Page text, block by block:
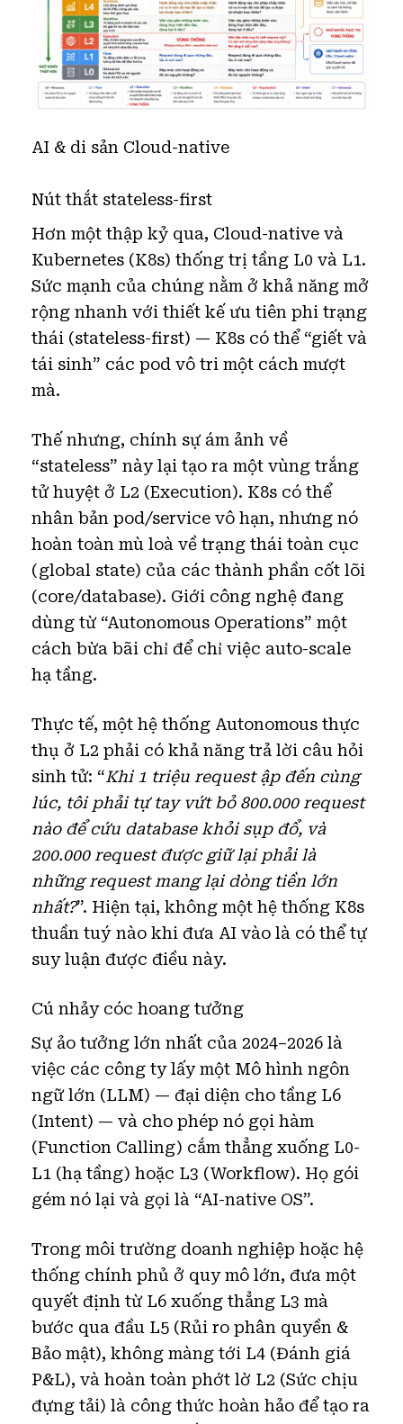
AI & di sản Cloud-native
Nút thắt stateless-first
Hơn một thập kỷ qua, Cloud-native và
Kubernetes (K8s) thống trị tầng L0 và L1.
Sức mạnh của chúng nằm ở khả năng mở
rộng nhanh với thiết kế ưu tiên phi trạng
thái (stateless-first) — K8s có thể “giết và
tái sinh” các pod vô tri một cách mượt
mà.
Thế nhưng, chính sự ám ảnh về
“stateless” này lại tạo ra một vùng trắng
tử huyệt ở L2 (Execution). K8s có thể
nhân bản pod/service vô hạn, nhưng nó
hoàn toàn mù loà về trạng thái toàn cục
(global state) của các thành phần cốt lõi
(core/database). Giới công nghệ đang
dùng từ “Autonomous Operations” một
cách bừa bãi chỉ để chỉ việc auto-scale
hạ tầng.
Thực tế, một hệ thống Autonomous thực
thụ ở L2 phải có khả năng trả lời câu hỏi
sinh tử: “Khi 1 triệu request ập đến cùng
lúc, tôi phải tự tay vứt bỏ 800.000 request
nào để cứu database khỏi sụp đổ, và
200.000 request được giữ lại phải là
những request mang lại dòng tiền lớn
nhất?”. Hiện tại, không một hệ thống K8s
thuần tuý nào khi đưa AI vào là có thể tự
suy luận được điều này.
Cú nhảy cóc hoang tưởng
Sự ảo tưởng lớn nhất của 2024–2026 là
việc các công ty lấy một Mô hình ngôn
ngữ lớn (LLM) — đại diện cho tầng L6
(Intent) — và cho phép nó gọi hàm
(Function Calling) cắm thẳng xuống L0-
L1 (hạ tầng) hoặc L3 (Workflow). Họ gói
gém nó lại và gọi là “AI-native OS”.
Trong môi trường doanh nghiệp hoặc hệ
thống chính phủ ở quy mô lớn, đưa một
quyết định từ L6 xuống thẳng L3 mà
bước qua đầu L5 (Rủi ro phân quyền &
Bảo mật), không màng tới L4 (Đánh giá
P&L), và hoàn toàn phớt lờ L2 (Sức chịu
đựng tải) là công thức hoàn hảo để tạo ra